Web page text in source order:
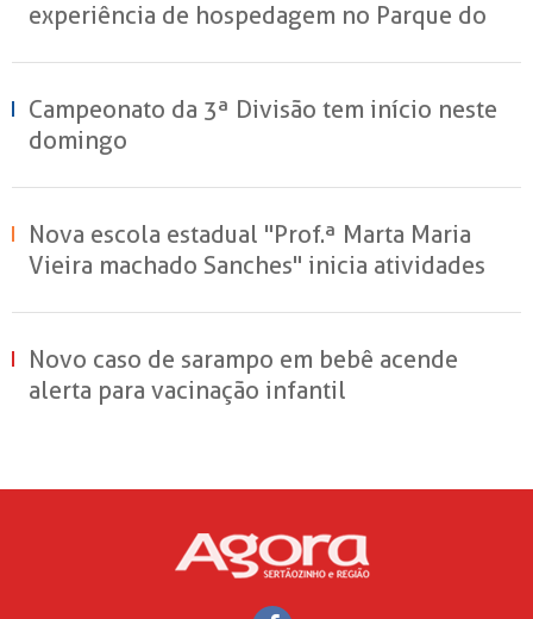
experiência de hospedagem no Parque do
Campeonato da 3ª Divisão tem início neste
domingo
Nova escola estadual "Prof.ª Marta Maria
Vieira machado Sanches" inicia atividades
Novo caso de sarampo em bebê acende
alerta para vacinação infantil